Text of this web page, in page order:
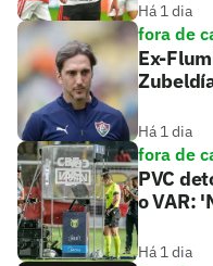
Há 1 dia
fora de
Ex-
Há 1 dia
fora de
PVC
o VAR:
Há 1 dia